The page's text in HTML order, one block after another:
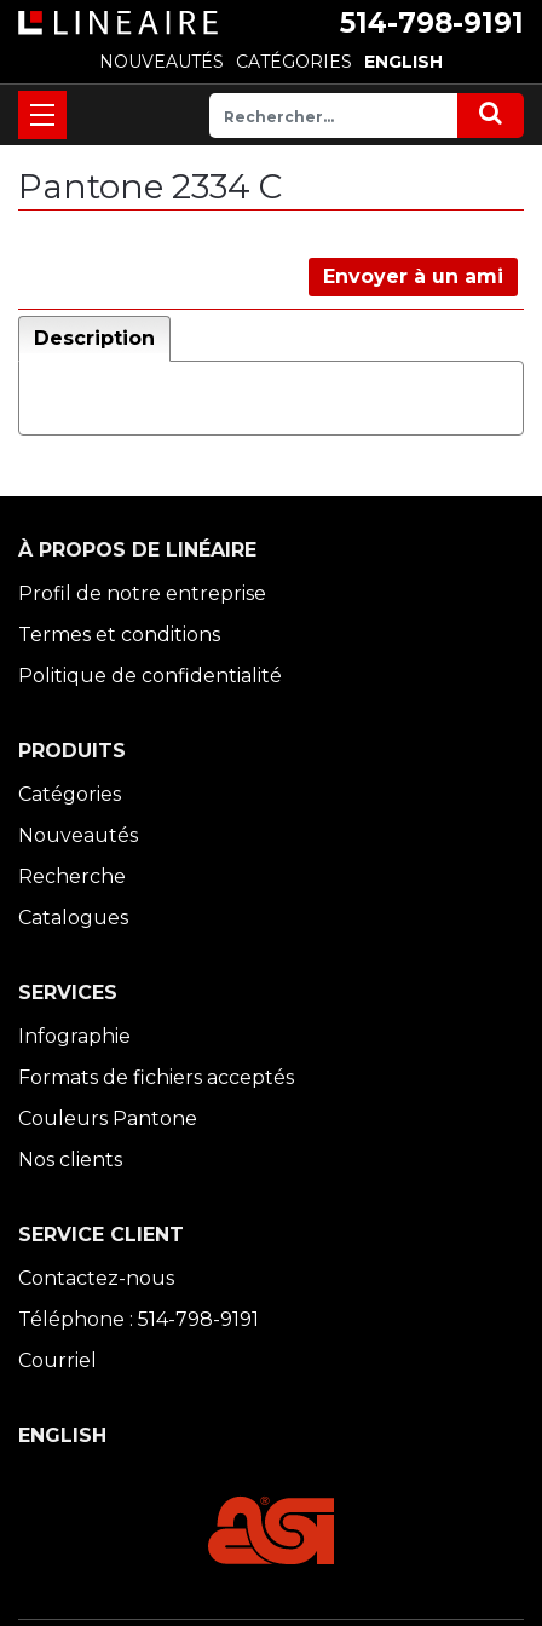
514-798-9191
NOUVEAUTÉS CATÉGORIES ENGLISH
Pantone 2334 C
Envoyer à un ami
Description
À PROPOS DE LINÉAIRE
Profil de notre entreprise
Termes et conditions
Politique de confidentialité
PRODUITS
Catégories
Nouveautés
Recherche
Catalogues
SERVICES
Infographie
Formats de fichiers acceptés
Couleurs Pantone
Nos clients
SERVICE CLIENT
Contactez-nous
Téléphone : 514-798-9191
Courriel
ENGLISH